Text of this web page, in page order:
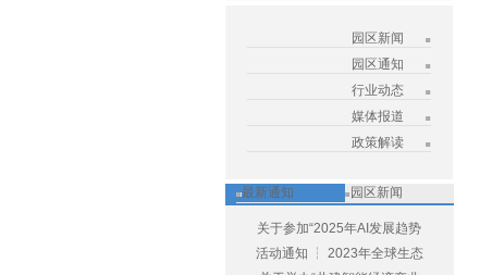
园区新闻
园区通知
行业动态
媒体报道
政策解读
最新通知 园区新闻
关于参加“2025年AI发展趋势
活动通知 ┆ 2023年全球生态